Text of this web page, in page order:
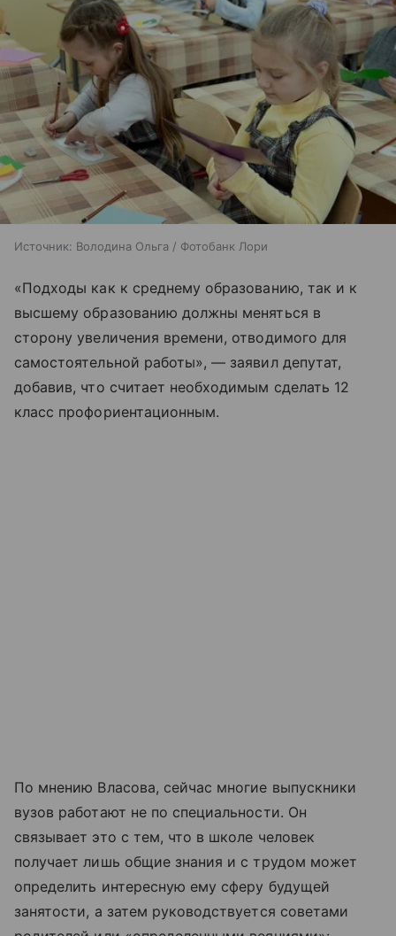
Источник: Володина Ольга / Фотобанк Лори
«Подходы как к среднему образованию, так и к
высшему образованию должны меняться в
сторону увеличения времени, отводимого для
самостоятельной работы», — заявил депутат,
добавив, что считает необходимым сделать 12
класс профориентационным.
По мнению Власова, сейчас многие выпускники
вузов работают не по специальности. Он
связывает это с тем, что в школе человек
получает лишь общие знания и с трудом может
определить интересную ему сферу будущей
занятости, а затем руководствуется советами